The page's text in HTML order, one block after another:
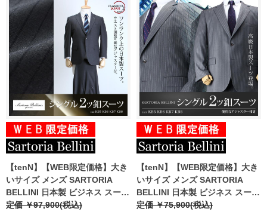
【tenN】【WEB限定価格】大き
いサイズ メンズ SARTORIA
BELLINI 日本製 ビジネス スーツ
アジャスター付 シングル 2ツ釦
定価 ￥97,900(税込)
【tenN】【WEB限定価格】大き
いサイズ メンズ SARTORIA
BELLINI 日本製 ビジネス スーツ
アジャスター付 シングル 2ツ釦
定価 ￥75,900(税込)